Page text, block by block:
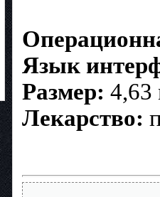
Язык
Размер: 4,63
Лекарство: